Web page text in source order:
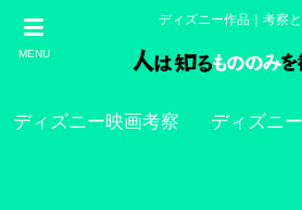
MENU
ディズニー作品｜考察
ディズニー映画考察 ディズニ